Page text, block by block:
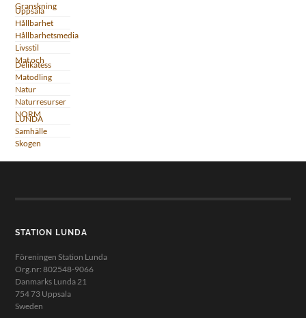
Granskning
Uppsala
Hållbarhet
Hållbarhetsmedia
Livsstil
Mat och
Delikatess
Matodling
Natur
Naturresurser
NORM
LUNDA
Samhälle
Skogen
STATION LUNDA
Föreningen Station Lunda
Org.nr: 802548-9066
Danmarks Lunda 21
754 73 Uppsala
Sweden